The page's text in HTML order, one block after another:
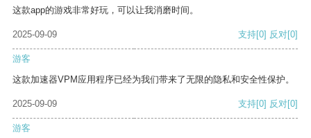
这款app的游戏非常好玩，可以让我消磨时间。
2025-09-09 支持[0] 反对[0]
游客
这款加速器VPM应用程序已经为我们带来了无限的隐私和安全性保护。
2025-09-09 支持[0] 反对[0]
游客